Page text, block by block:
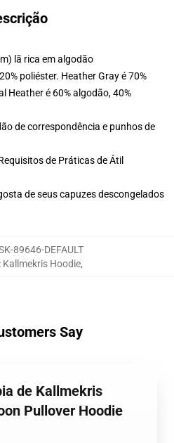
lã rica em algodão
poliéster. Heather Gray é 70%
Heather é 60% algodão, 40%
de correspondência e punhos de
de Práticas de Átil
de seus capuzes descongelados
89646-DEFAULT
: Kallmekris Hoodie,
Say
de Kallmekris
Pullover Hoodie